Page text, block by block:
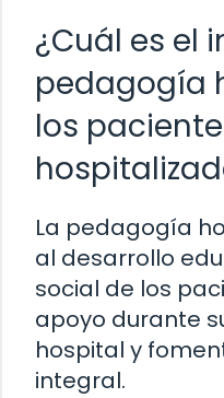
¿Cuál es el
pedagogía
los
La pedagogía
al desarrollo
social de los
apoyo durante
hospital y
integral.